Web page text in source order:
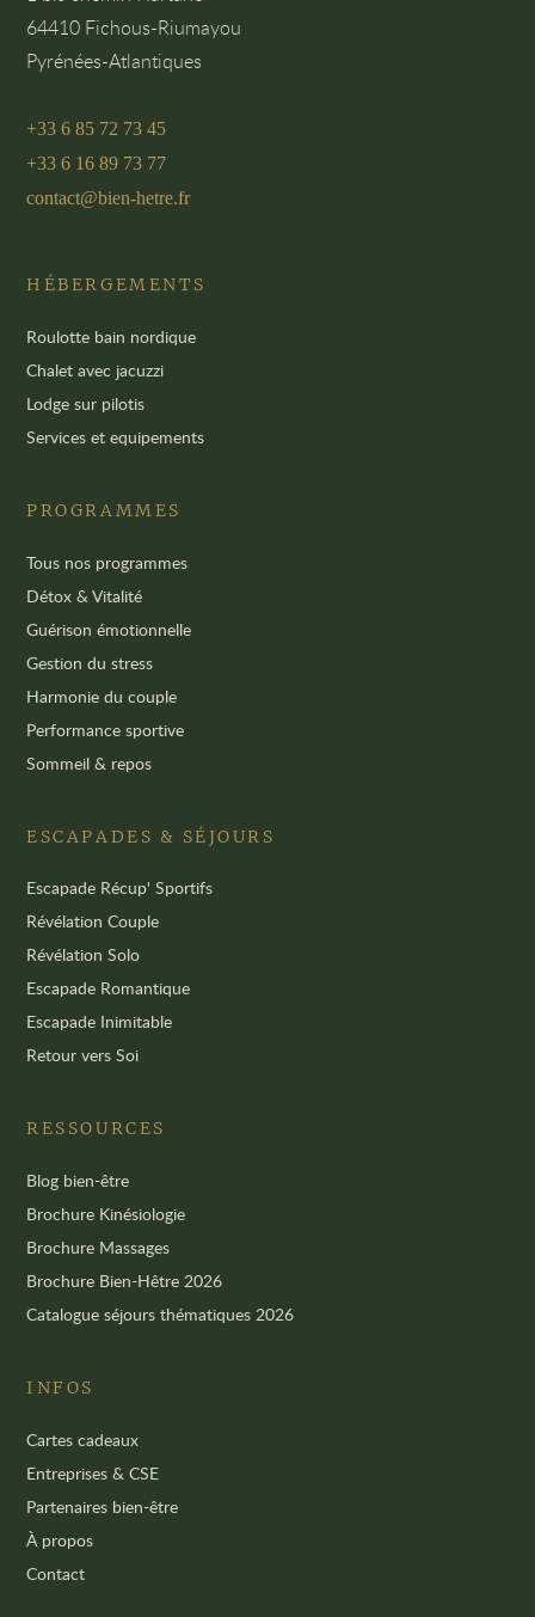
64410 Fichous-Riumayou
Pyrénées-Atlantiques
+33 6 85 72 73 45
+33 6 16 89 73 77
contact@bien-hetre.fr
HÉBERGEMENTS
Roulotte bain nordique
Chalet avec jacuzzi
Lodge sur pilotis
Services et equipements
PROGRAMMES
Tous nos programmes
Détox & Vitalité
Guérison émotionnelle
Gestion du stress
Harmonie du couple
Performance sportive
Sommeil & repos
ESCAPADES & SÉJOURS
Escapade Récup' Sportifs
Révélation Couple
Révélation Solo
Escapade Romantique
Escapade Inimitable
Retour vers Soi
RESSOURCES
Blog bien-être
Brochure Kinésiologie
Brochure Massages
Brochure Bien-Hêtre 2026
Catalogue séjours thématiques 2026
INFOS
Cartes cadeaux
Entreprises & CSE
Partenaires bien-être
À propos
Contact